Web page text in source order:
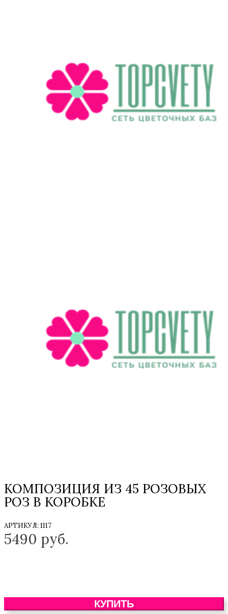
КОМПОЗИЦИЯ ИЗ 45 РОЗОВЫХ
РОЗ В КОРОБКЕ
АРТИКУЛ: 1117
5490 руб.
КУПИТЬ